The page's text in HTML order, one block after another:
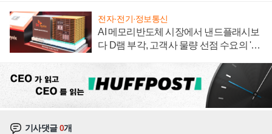
전자·전기·정보통신
AI 메모리반도체 시장에서 낸드플래시보
다 D램 부각, 고객사 물량 선점 수요의 '우
기사댓글0개